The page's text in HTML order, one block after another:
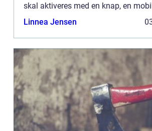
skal aktiveres med en knap, en
ved at indtaste en kode et sted. Så
Linnea Jensen